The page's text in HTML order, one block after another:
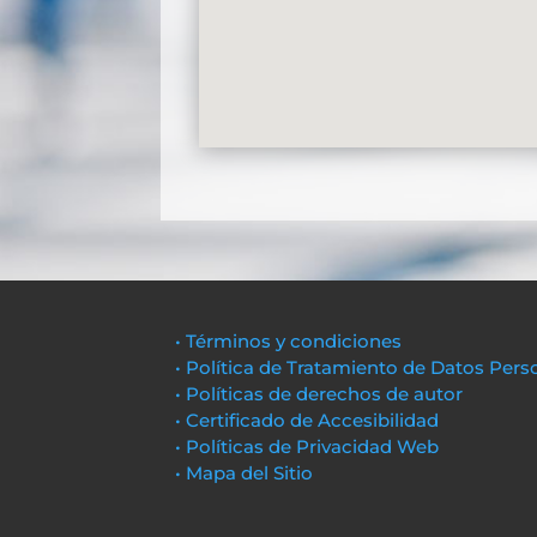
• Términos y condiciones
• Política de Tratamiento de Datos
• Políticas de derechos de autor
• Certificado de Accesibilidad
• Políticas de Privacidad Web
• Mapa del Sitio